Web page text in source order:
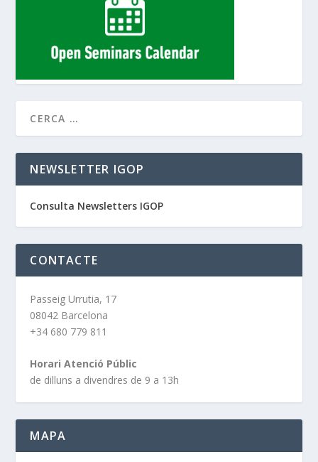
NEWSLETTER IGOP
Consulta Newsletters IGOP
CONTACTE
Passeig Urrutia, 17
08042 Barcelona
+34 680 779 811
Horari Atenció Públic
de dilluns a divendres de 9 a 13h
MAPA